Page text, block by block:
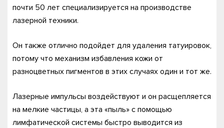
почти 50 лет специализируется на производстве
лазерной техники.
Он также отлично подойдет для удаления татуировок,
потому что механизм избавления кожи от
разноцветных пигментов в этих случаях один и тот же.
Лазерные импульсы воздействуют и он расщепляется
на мелкие частицы, а эта «пыль» с помощью
лимфатической системы быстро выводится из